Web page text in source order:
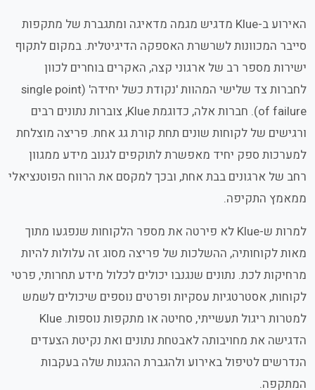
האירוע ב-Klue מדגיש מגמה מדאיגה ומתגברת של מתקפות
סייבר המכוונות לשרשרת האספקה הדיגיטלית. במקום לתקוף
ישירות מספר רב של ארגוני קצה, האקרים בוחרים לכוון
לחברות צד שלישי המהוות 'נקודת כשל יחידה' (single point
of failure). חברות אלה, כדוגמת Klue, צוברות נתונים רבים
ורגישים של לקוחות שונים תחת קורת גג אחת. פריצה מוצלחת
למערכות ספק יחיד מאפשרת לתוקפים לגנוב מידע ממגוון
רחב של ארגונים בבת אחת, ובכך למקסם את הרווח הפוטנציאלי
ממאמץ התקיפה.
למרות ש-Klue לא פירטה את מספר הלקוחות שנפגעו מתוך
מאות לקוחותיה, ההשלכות של פריצה מסוג זה עלולות להיות
מרחיקות לכת. נתונים שנגנבו יכולים לכלול מידע תחרותי, פרטי
לקוחות, אסטרטגיות עסקיות ופרטים נוספים שיכולים לשמש
למטרות ריגול תעשייתי, סחיטה או מתקפות נוספות. Klue
הדגישה את מחויבותה לאבטחת נתונים ואת נקיטת הצעדים
הנדרשים לטיפול באירוע ולהגברת ההגנות שלה בעקבות
המתקפה.